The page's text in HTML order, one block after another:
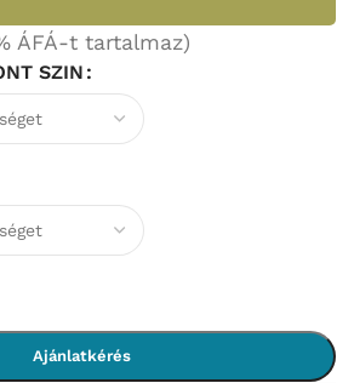
ÁFÁ-t tartalmaz)
SZIN
Ajánlatkérés